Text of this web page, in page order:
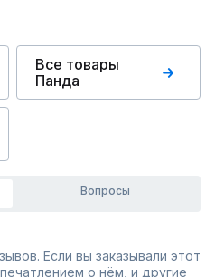
Все товары
Панда
Вопросы
Если вы заказывали этот
о нём, и другие